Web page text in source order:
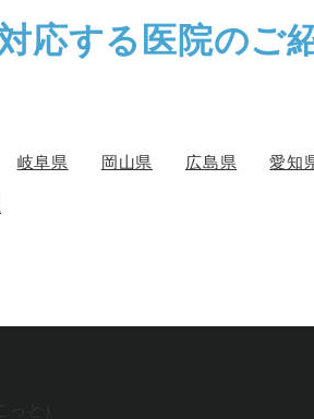
応する医院のご
岐阜県 岡山県 広島県 愛知